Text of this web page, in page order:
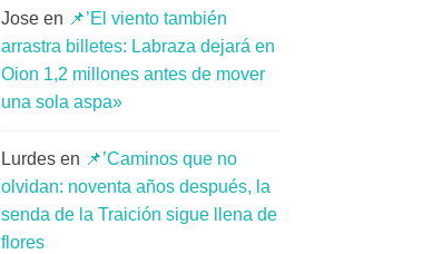
Jose en 📌’El viento también
arrastra billetes: Labraza dejará en
Oion 1,2 millones antes de mover
una sola aspa»
Lurdes en 📌’Caminos que no
olvidan: noventa años después, la
senda de la Traición sigue llena de
flores